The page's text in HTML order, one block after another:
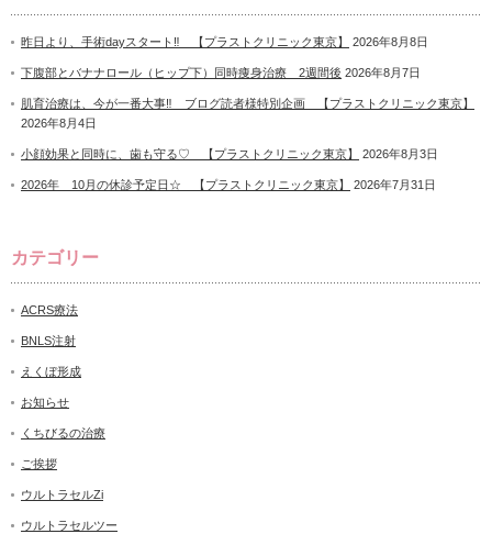
昨日より、手術dayスタート‼ 【プラストクリニック東京】 2026年8月8日
下腹部とバナナロール（ヒップ下）同時痩身治療 2週間後 2026年8月7日
肌育治療は、今が一番大事‼ ブログ読者様特別企画 【プラストクリニック東京】
2026年8月4日
小顔効果と同時に、歯も守る♡ 【プラストクリニック東京】 2026年8月3日
2026年 10月の休診予定日☆ 【プラストクリニック東京】 2026年7月31日
カテゴリー
ACRS療法
BNLS注射
えくぼ形成
お知らせ
くちびるの治療
ご挨拶
ウルトラセルZi
ウルトラセルツー